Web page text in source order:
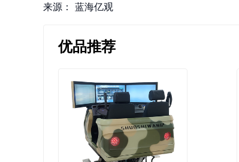
来源： 蓝海亿观
优品推荐